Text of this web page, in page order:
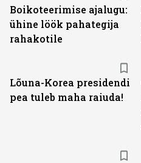
Boikoteerimise ajalugu:
ühine löök pahategija
rahakotile
Lõuna-Korea presidendi
pea tuleb maha raiuda!